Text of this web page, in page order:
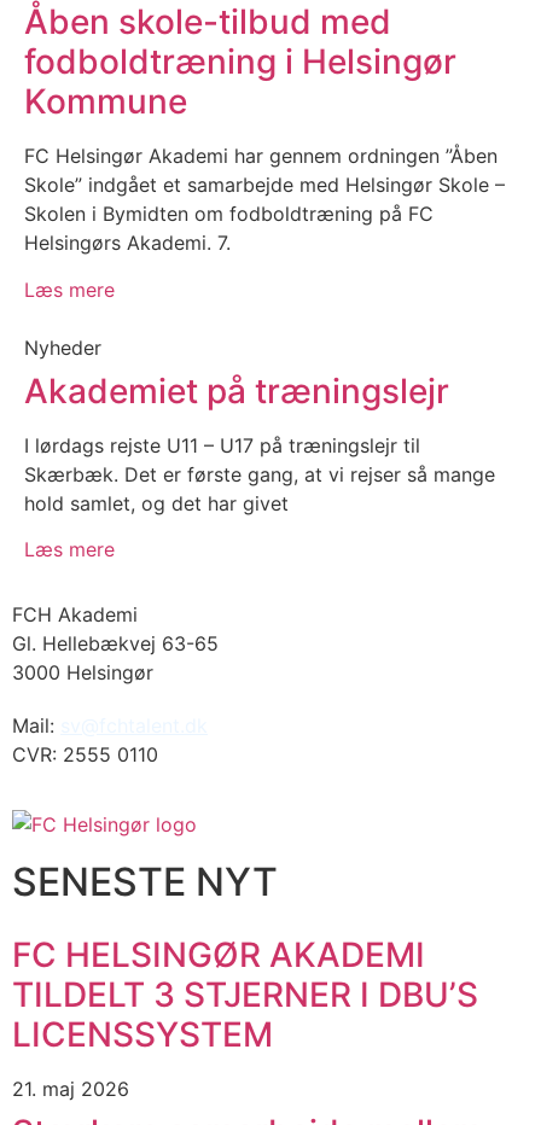
Åben skole-tilbud med
fodboldtræning i Helsingør
Kommune
FC Helsingør Akademi har gennem ordningen ”Åben
Skole” indgået et samarbejde med Helsingør Skole –
Skolen i Bymidten om fodboldtræning på FC
Helsingørs Akademi. 7.
Læs mere
Nyheder
Akademiet på træningslejr
I lørdags rejste U11 – U17 på træningslejr til
Skærbæk. Det er første gang, at vi rejser så mange
hold samlet, og det har givet
Læs mere
FCH Akademi
Gl. Hellebækvej 63-65
3000 Helsingør
Mail:
CVR: 2555 0110
SENESTE NYT
FC HELSINGØR AKADEMI
TILDELT 3 STJERNER I DBU’S
LICENSSYSTEM
21. maj 2026